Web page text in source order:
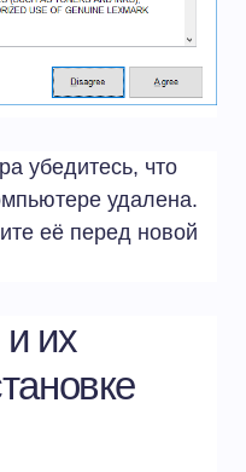
убедитесь, что
удалена.
её перед новой
их